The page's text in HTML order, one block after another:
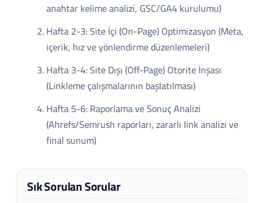
anahtar kelime analizi, GSC/GA4 kurulumu)
Hafta 2-3: Site İçi (On-Page) Optimizasyon (Meta,
içerik, hız ve yönlendirme düzenlemeleri)
Hafta 3-4: Site Dışı (Off-Page) Otorite İnşası
(Linkleme çalışmalarının başlatılması)
Hafta 5-6: Raporlama ve Sonuç Analizi
(Ahrefs/Semrush raporları, zararlı link analizi ve
final sunum)
Sık Sorulan Sorular